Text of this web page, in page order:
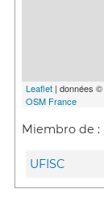
Leaflet | données ©
OSM France
Miembro de :
UFISC